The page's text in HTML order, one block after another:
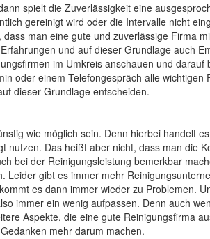
spielt die Zuverlässigkeit eine
gereinigt wird oder die Intervalle nicht
man eine gute und zuverlässige Firma
und auf dieser Grundlage auch
im Umkreis anschauen und
oder einem Telefongespräch alle
dieser Grundlage entscheiden.
wie möglich sein. Denn hierbei handelt
nutzen. Das heißt aber nicht, dass man die
bei der Reinigungsleistung bemerkbar
gibt es immer mehr
es dann immer wieder zu Problemen.
immer ein wenig aufpassen. Denn auch
Aspekte, die eine gute Reinigungsfirma
mehr darum machen.